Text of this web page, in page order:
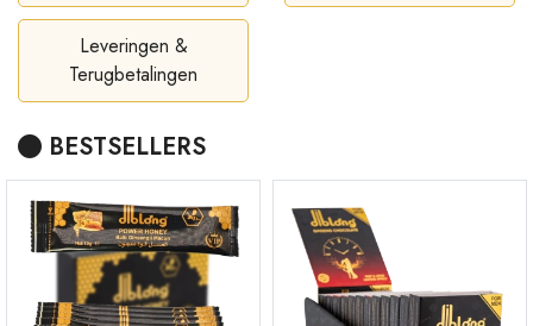
Leveringen &
Terugbetalingen
BESTSELLERS